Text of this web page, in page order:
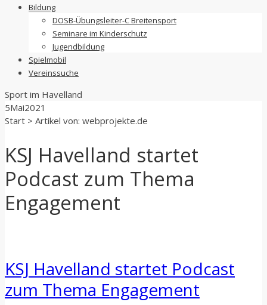
Bildung
DOSB-Übungsleiter-C Breitensport
Seminare im Kinderschutz
Jugendbildung
Spielmobil
Vereinssuche
Sport im Havelland
5Mai2021
Start > Artikel von: webprojekte.de
KSJ Havelland startet
Podcast zum Thema
Engagement
KSJ Havelland startet Podcast
zum Thema Engagement